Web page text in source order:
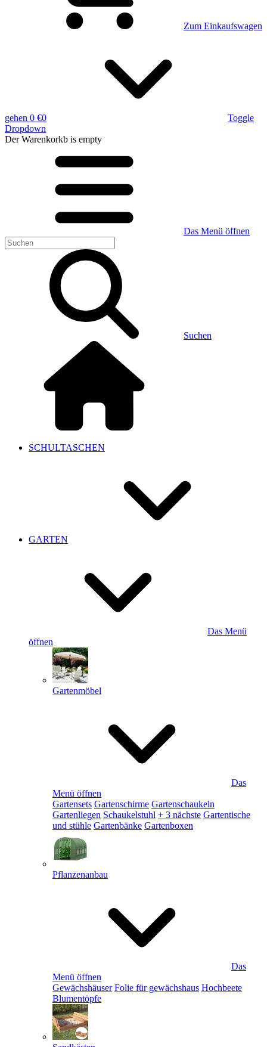
Zum Einkaufswagen
gehen 0 €0
Toggle
Dropdown
Der Warenkorkb is empty
Das Menü öffnen
Suchen
SCHULTASCHEN
GARTEN
Das Menü
öffnen
Gartenmöbel
Das
Menü öffnen
Gartensets Gartenschirme Gartenschaukeln
Gartenliegen Schaukelstuhl + 3 nächste Gartentische
und stühle Gartenbänke Gartenboxen
Pflanzenanbau
Das
Menü öffnen
Gewächshäuser Folie für gewächshaus Hochbeete
Blumentöpfe